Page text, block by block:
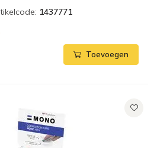
1437771
Toevoegen